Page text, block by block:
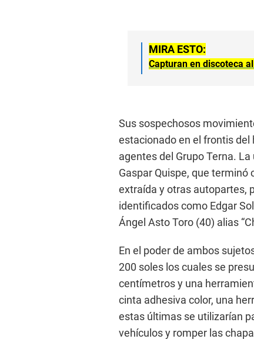
MIRA ESTO:
Capturan en discoteca
Sus sospechosos
estacionado en el frontis del
agentes del Grupo Terna.
Gaspar Quispe, que
extraída y otras autopartes,
identificados como Edgar
Ángel Asto Toro (40) alias
En el poder de ambos
200 soles los cuales se
centímetros y una
cinta adhesiva color, una
estas últimas se utilizarían
vehículos y romper las